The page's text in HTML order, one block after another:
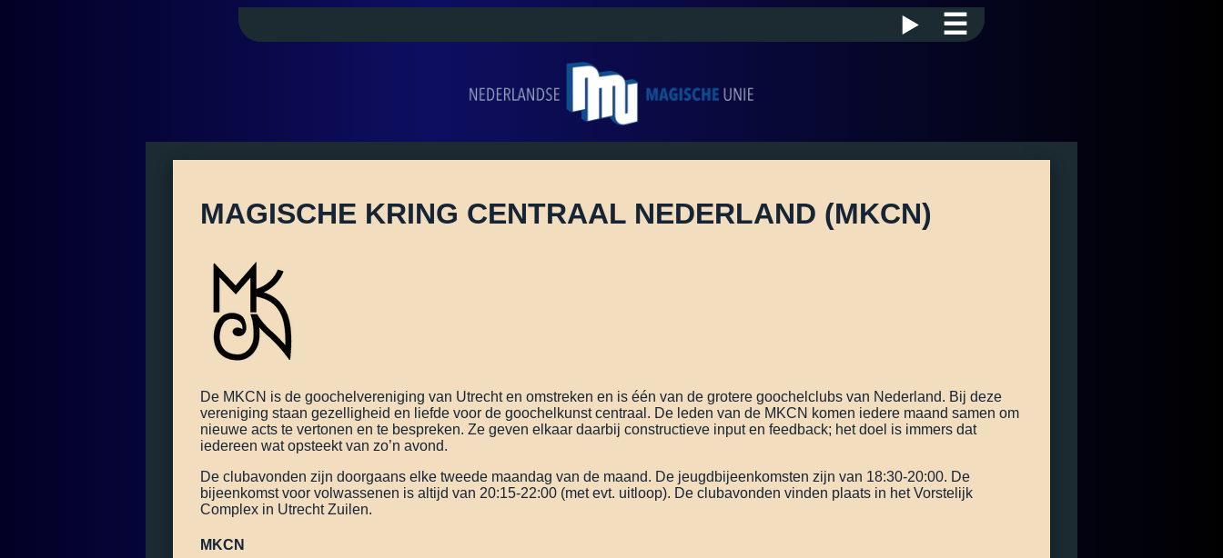
☰
MAGISCHE KRING CENTRAAL NEDERLAND (MKCN)
De MKCN is de goochelvereniging van Utrecht en omstreken en is één van de grotere goochelclubs van Nederland. Bij deze
vereniging staan gezelligheid en liefde voor de goochelkunst centraal. De leden van de MKCN komen iedere maand samen om
nieuwe acts te vertonen en te bespreken. Ze geven elkaar daarbij constructieve input en feedback; het doel is immers dat
iedereen wat opsteekt van zo’n avond.
De clubavonden zijn doorgaans elke tweede maandag van de maand. De jeugdbijeenkomsten zijn van 18:30-20:00. De
bijeenkomst voor volwassenen is altijd van 20:15-22:00 (met evt. uitloop). De clubavonden vinden plaats in het Vorstelijk
Complex in Utrecht Zuilen.
MKCN